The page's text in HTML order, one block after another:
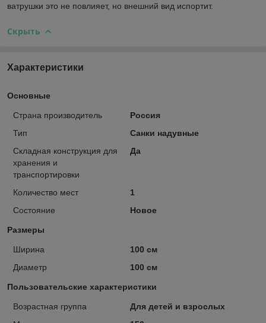
ватрушки это не повлияет, но внешний вид испортит.
Скрыть
Характеристики
Основные
Страна производитель
Россия
Тип
Санки надувные
Складная конструкция для
хранения и
транспортировки
Да
Количество мест
1
Состояние
Новое
Размеры
Ширина
100 см
Диаметр
100 см
Пользовательские характеристики
Возрастная группа
Для детей и взрослых